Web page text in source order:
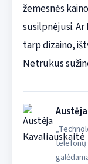
žemesnės
susilpnėjusi.
tarp dizaino,
Netrukus
telefonų